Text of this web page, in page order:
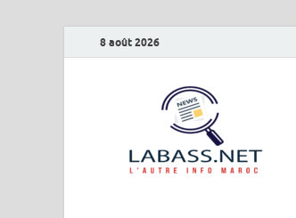
8 août 2026